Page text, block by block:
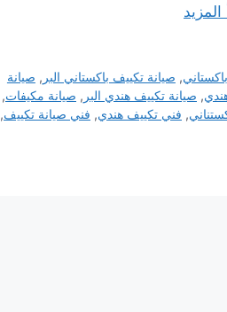
المزيد
, صيانة تكييف باكستاني البر , صيانة
, صيانة تكييف هندي البر , صيانة مكيفات,
, فني تكييف هندي, فني صيانة تكييف,